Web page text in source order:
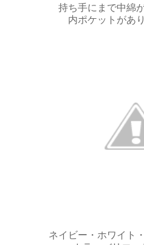
持ち手にまで中綿
内ポケットがあ
ネイビー・ホワイト